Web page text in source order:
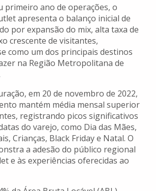
primeiro ano de operações, o
apresenta o balanço inicial de
por expansão do mix, alta taxa de
crescente de visitantes,
como um dos principais destinos
na Região Metropolitana de
em 20 de novembro de 2022,
mantém média mensal superior
registrando picos significativos
do varejo, como Dia das Mães,
Crianças, Black Friday e Natal. O
a adesão do público regional
e às experiências oferecidas ao